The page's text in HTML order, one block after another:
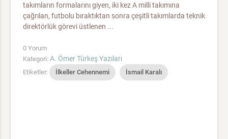
takımların formalarını giyen, iki kez A milli takımına
çağrılan, futbolu bıraktıktan sonra çeşitli takımlarda teknik
direktörlük görevi üstlenen ...
0 Yorum
Kategori: A. Ömer Türkeş Yazıları
Etiketler: İlkeller Cehennemi İsmail Karalı